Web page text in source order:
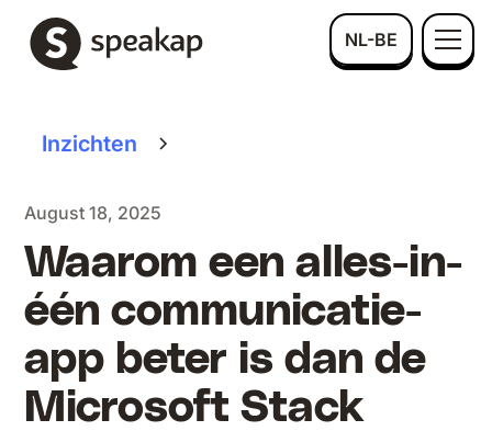
NL-BE
Inzichten
August 18, 2025
Waarom een alles-in-
één communicatie-
app beter is dan de
Microsoft Stack